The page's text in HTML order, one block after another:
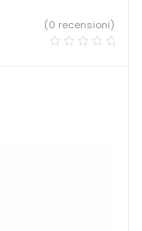
(0 recensioni)